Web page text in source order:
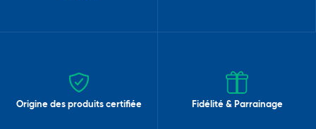
Origine des produits certifiée Fidélité & Parrainage